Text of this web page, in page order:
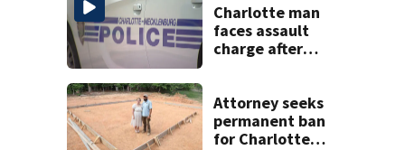
Charlotte man
faces assault
charge after
attacks
Attorney seeks
permanent ban
for Charlotte